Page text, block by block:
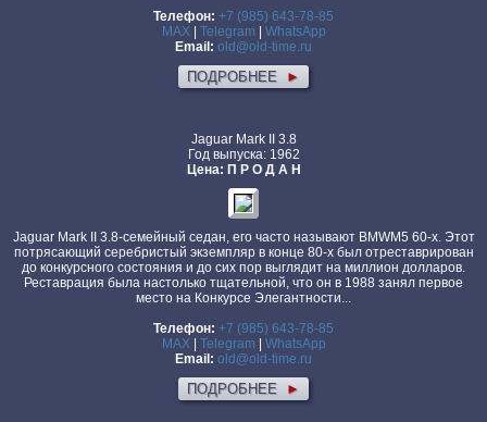
Телефон: +7 (985) 643-78-85
MAX| Telegram
WhatsApp
Email: old@old-time.ru
ПОДРОБНЕЕ ►
Jaguar Mark II 3.8
Год выпуска: 1962
Цена: П Р О Д А Н
Jaguar Mark II 3.8-семейный седан, его часто называют BMWM5 60-х. Этот
потрясающий серебристый экземпляр в конце 80-х был отреставрирован
до конкурсного состояния и до сих пор выглядит на миллион долларов.
Реставрация была настолько тщательной, что он в 1988 занял первое
место на Конкурсе Элегантности...
Телефон: +7 (985) 643-78-85
MAX| Telegram
WhatsApp
Email: old@old-time.ru
ПОДРОБНЕЕ ►